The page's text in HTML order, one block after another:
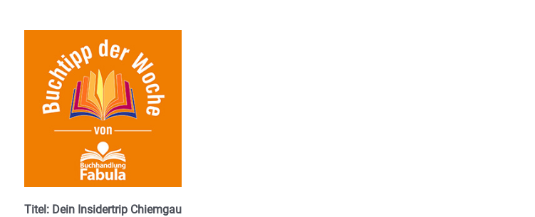
Titel: Dein Insidertrip Chiemgau